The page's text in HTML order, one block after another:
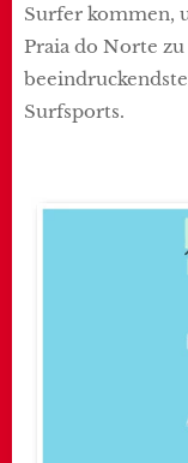
Surfer kommen,
Praia do Norte
Surfsports.